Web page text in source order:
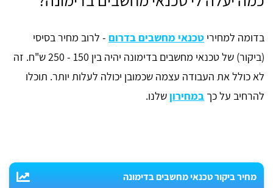
בדומה למחירי טכנאי מחשבים בדרום - לרוב מחיר בסיסי
(ביקור) של טכנאי מחשבים בדימונה יהיה בין 150 - 250 ש"ח. זה
לא כולל את העבודה עצמה שכמובן יכולה לעלות יותר. תוכלו
להרחיב על כך במחירון שלנו.
מחיר ביקור טכנאי מחשבים בדימונה